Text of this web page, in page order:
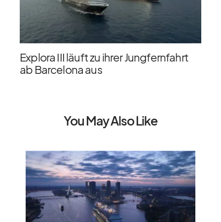
Explora III läuft zu ihrer Jungfernfahrt
ab Barcelona aus
You May Also Like